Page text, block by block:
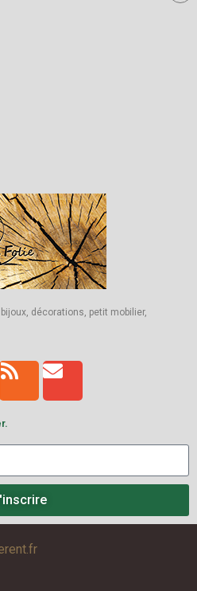
décorations, petit mobilier,